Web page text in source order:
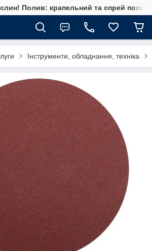
Полив: крапельний та спрей полив,
Інструменти, обладнання, техніка